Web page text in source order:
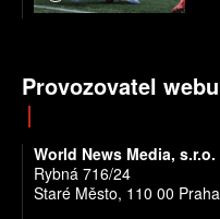
Provozovatel webu
World News Media, s.r.o.
Rybná 716/24
Staré Město, 110 00 Praha